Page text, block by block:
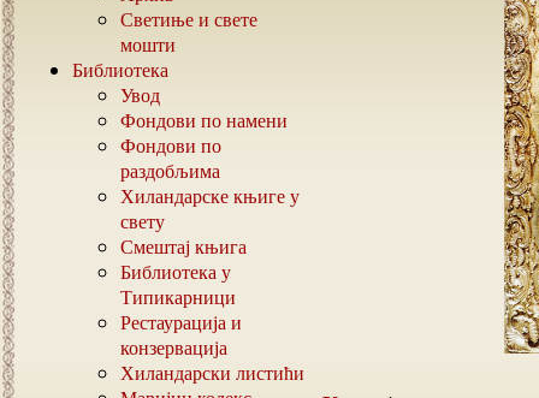
Светиње и свете
мошти
Библиотека
Увод
Фондови по намени
Фондови по
раздобљима
Хиландарске књиге у
свету
Смештај књига
Библиотека у
Типикарници
Рестаурација и
конзервација
Хиландарски листићи